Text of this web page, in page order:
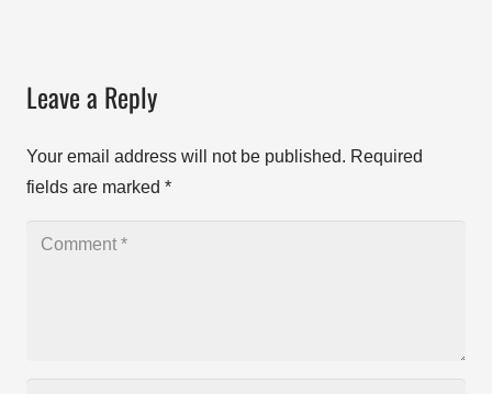
Leave a Reply
Your email address will not be published. Required
fields are marked *